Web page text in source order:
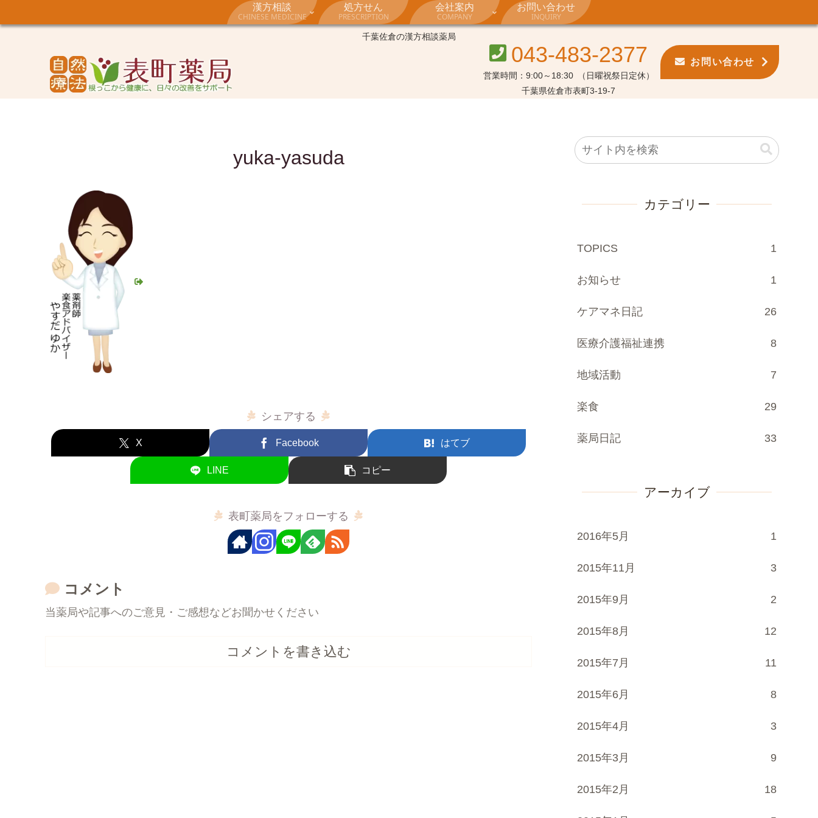
千葉佐倉の漢方相談薬局
お問い合わせ
043-483-2377
営業時間：9:00～18:30
（日曜祝祭日定休）
千葉県佐倉市表町3-19-7
漢方相談
CHINESE MEDICINE
処方せん
PRESCRIPTION
会社案内
COMPANY
お問い合わせ
INQUIRY
yuka-yasuda
シェアする
X Facebook はてブ
LINE コピー
表町薬局をフォローする
コメント
当薬局や記事へのご意見・ご感想などお聞かせください
コメントを書き込む
カテゴリー
TOPICS 1
お知らせ 1
ケアマネ日記 26
医療介護福祉連携 8
地域活動 7
楽食 29
薬局日記 33
アーカイブ
2016年5月 1
2015年11月 3
2015年9月 2
2015年8月 12
2015年7月 11
2015年6月 8
2015年4月 3
2015年3月 9
2015年2月 18